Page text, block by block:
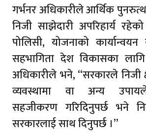
गर्भनर अधिकारीले आर्थिक
निजी साझेदारी अपरिहार्य
पोलिसी, योजनाको कार्यान्वयन
सहभागिता देश विकासका
अधिकारीले भने, “सरकारले निजी
व्यवस्थामा वा अन्य
सहजीकरण गरिदिनुपर्छ भने
सरकारलाई साथ दिनुपर्छ ।”